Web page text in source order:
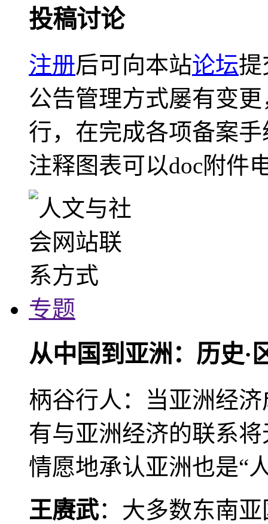
投稿讨论
注册后可向本站论坛提
公告管理方式屡有变
行，在完成各项备案
注释图表可以doc附件
专题
从中国到亚洲：历史·
柄谷行人：当亚洲经
有与亚洲经济的联系
情愿地承认亚洲也是“
王赓武：大多数东南